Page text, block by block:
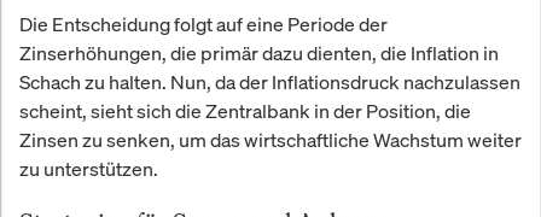
Die Entscheidung folgt auf eine Periode der
Zinserhöhungen, die primär dazu dienten, die Inflation in
Schach zu halten. Nun, da der Inflationsdruck nachzulassen
scheint, sieht sich die Zentralbank in der Position, die
Zinsen zu senken, um das wirtschaftliche Wachstum weiter
zu unterstützen.